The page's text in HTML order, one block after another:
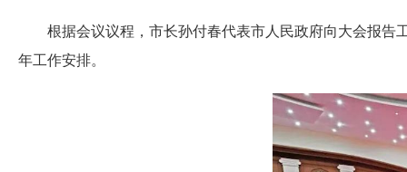
根据会议议程，市长孙付春代表市人民政府向大会报告工
年工作安排。